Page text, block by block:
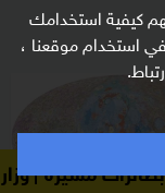
كيفية استخدامك
استخدام موقعنا ،
الدفاع